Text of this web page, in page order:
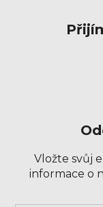
Vložte svůj
informace o